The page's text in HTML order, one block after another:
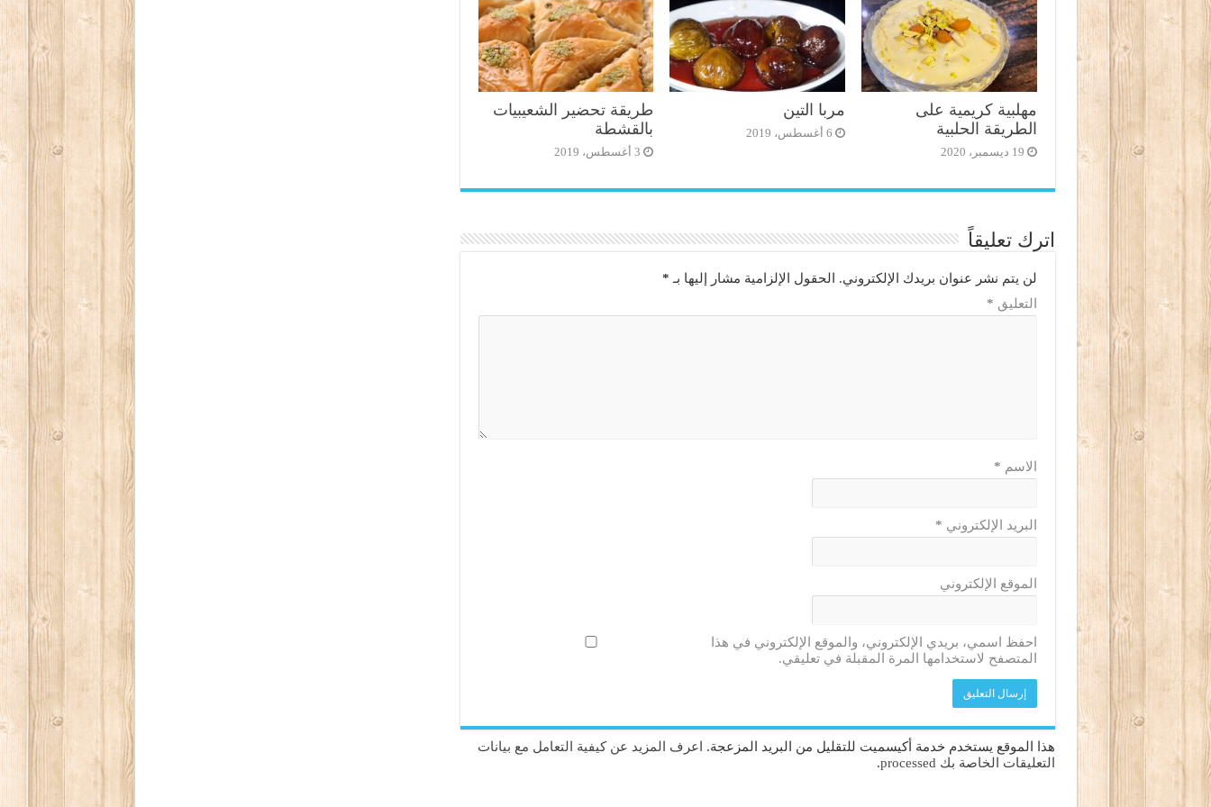
مهلبية كريمية على
الطريقة الحلبية
19 ديسمبر، 2020
مربا التين
6 أغسطس، 2019
طريقة تحضير الشعيبيات
بالقشطة
3 أغسطس، 2019
اترك تعليقاً
لن يتم نشر عنوان بريدك الإلكتروني. الحقول الإلزامية مشار إليها بـ *
التعليق *
الاسم *
البريد الإلكتروني *
الموقع الإلكتروني
احفظ اسمي، بريدي الإلكتروني، والموقع الإلكتروني في هذا
المتصفح لاستخدامها المرة المقبلة في تعليقي.
هذا الموقع يستخدم خدمة أكيسميت للتقليل من البريد المزعجة.
اعرف المزيد عن كيفية التعامل مع بيانات
التعليقات الخاصة بك processed
.